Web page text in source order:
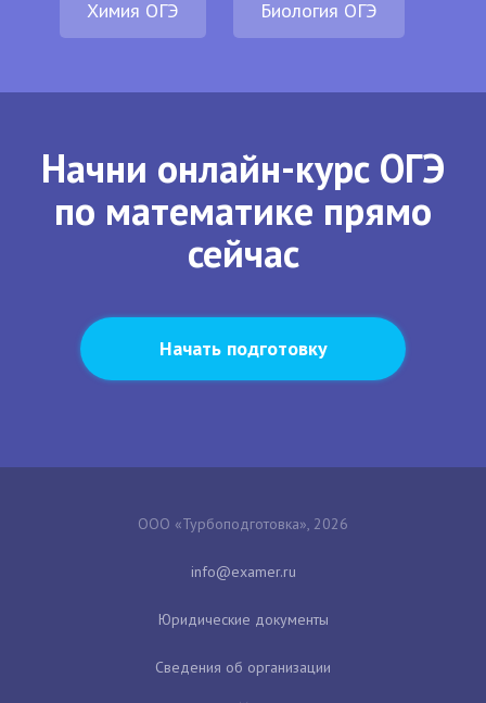
Химия ОГЭ Биология ОГЭ
Начни онлайн-курс ОГЭ
по математике прямо
сейчас
Начать подготовку
ООО «Турбоподготовка», 2026
Юридические документы
Сведения об организации